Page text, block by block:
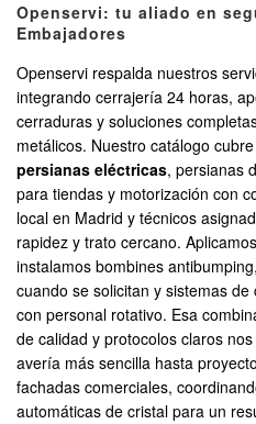
Openservi: tu aliado en
Embajadores
Openservi respalda nuestros
integrando cerrajería 24 horas,
cerraduras y soluciones
metálicos. Nuestro catálogo
persianas eléctricas, persianas
para tiendas y motorización con
local en Madrid y técnicos
rapidez y trato cercano.
instalamos bombines
cuando se solicitan y sistemas
con personal rotativo. Esa
de calidad y protocolos claros
avería más sencilla hasta
fachadas comerciales,
automáticas de cristal para un